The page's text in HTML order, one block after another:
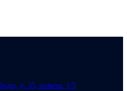
д. 35, помещ. 1/5